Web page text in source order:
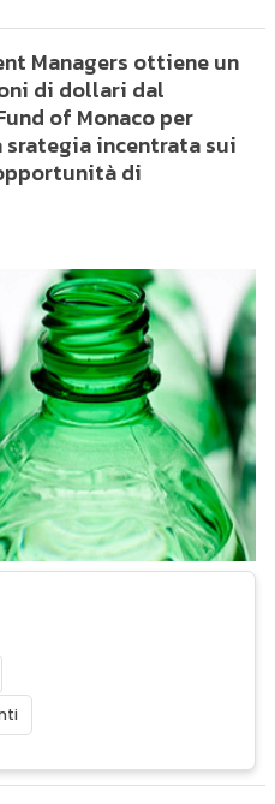
Managers ottiene un
di dollari dal
of Monaco per
incentrata sui
di